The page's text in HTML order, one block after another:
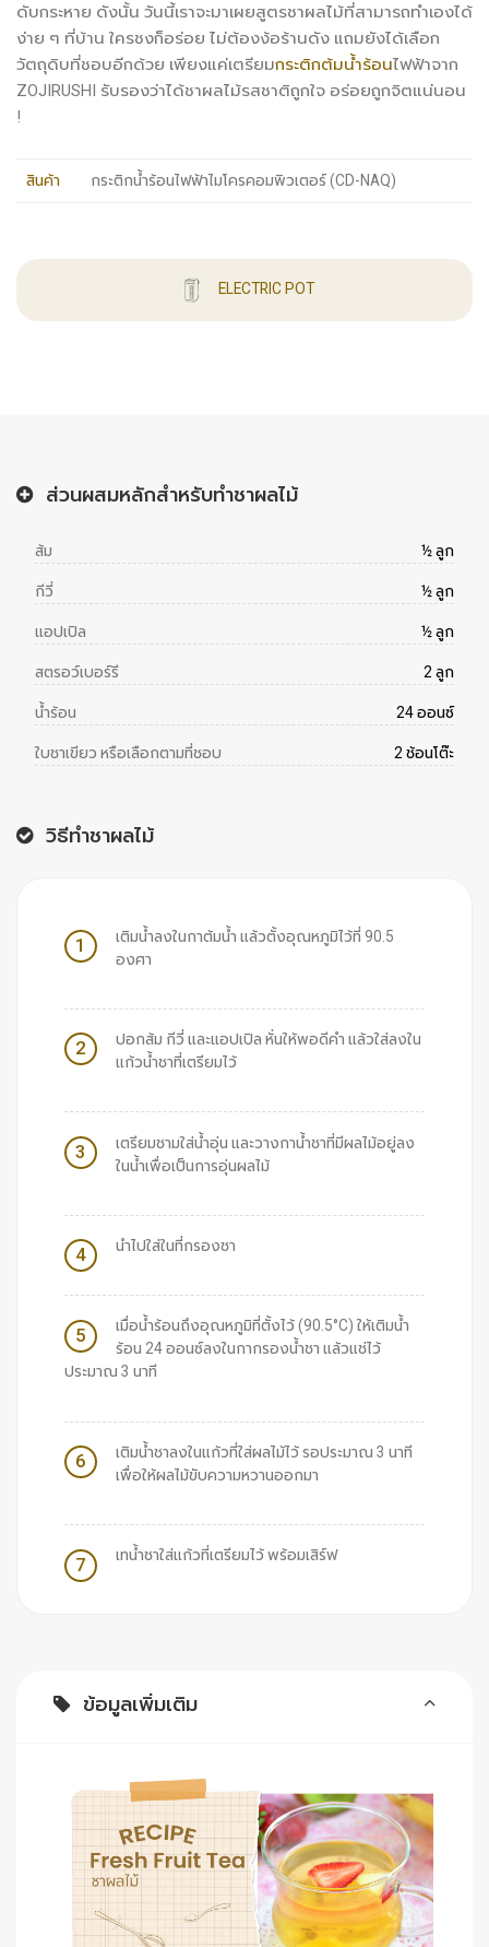
ดับกระหาย ดังนั้น วันนี้เราจะมาเผยสูตรชาผลไม้ที่สามารถทำเองได้
ง่าย ๆ ที่บ้าน ใครชงก็อร่อย ไม่ต้องง้อร้านดัง แถมยังได้เลือก
วัตถุดิบที่ชอบอีกด้วย เพียงแค่เตรียมกระติกต้มน้ำร้อนไฟฟ้าจาก
ZOJIRUSHI รับรองว่าได้ชาผลไม้รสชาติถูกใจ อร่อยถูกจิตแน่นอน
!
สินค้า กระติกน้ำร้อนไฟฟ้าไมโครคอมพิวเตอร์ (CD-NAQ)
ELECTRIC POT
ส่วนผสมหลักสำหรับทำชาผลไม้
ส้ม ½ ลูก
กีวี่ ½ ลูก
แอปเปิล ½ ลูก
สตรอว์เบอร์รี 2 ลูก
น้ำร้อน 24 ออนซ์
ใบชาเขียว หรือเลือกตามที่ชอบ 2 ช้อนโต๊ะ
วิธีทำชาผลไม้
1
เติมน้ำลงในกาต้มน้ำ แล้วตั้งอุณหภูมิไว้ที่ 90.5
องศา
2
ปอกส้ม กีวี่ และแอปเปิล หั่นให้พอดีคำ แล้วใส่ลงใน
แก้วน้ำชาที่เตรียมไว้
3
เตรียมชามใส่น้ำอุ่น และวางกาน้ำชาที่มีผลไม้อยู่ลง
ในน้ำเพื่อเป็นการอุ่นผลไม้
4 นำไปใส่ในที่กรองชา
5
เมื่อน้ำร้อนถึงอุณหภูมิที่ตั้งไว้ (90.5°C) ให้เติมน้ำ
ร้อน 24 ออนซ์ลงในกากรองน้ำชา แล้วแช่ไว้
ประมาณ 3 นาที
6
เติมน้ำชาลงในแก้วที่ใส่ผลไม้ไว้ รอประมาณ 3 นาที
เพื่อให้ผลไม้ขับความหวานออกมา
7 เทน้ำชาใส่แก้วที่เตรียมไว้ พร้อมเสิร์ฟ
ข้อมูลเพิ่มเติม